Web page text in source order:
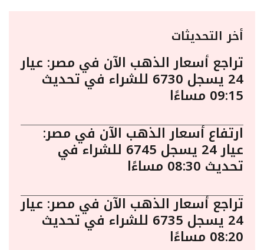
أخر التحديثات
تراجع أسعار الذهب الآن في مصر: عيار
24 يسجل 6730 للشراء في تحديث
09:15 مساءًا
ارتفاع أسعار الذهب الآن في مصر:
عيار 24 يسجل 6745 للشراء في
تحديث 08:30 مساءًا
تراجع أسعار الذهب الآن في مصر: عيار
24 يسجل 6735 للشراء في تحديث
08:20 مساءًا